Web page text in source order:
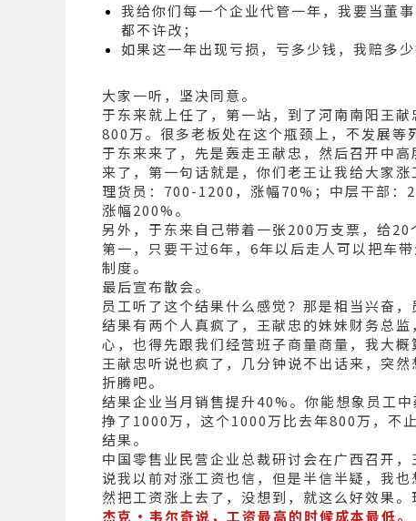
我给你们每一个企业代管一年，我要当董
都不许改；
如果这一年出现亏损，亏多少钱，我赔多少
大家一听，坚决同意。
于东来就上任了，第一站，到了河南南阳王
800万。很多老板处在这个瓶颈上，不发展等
于东来来了，先是轰走王献忠，然后召开中
来了，第一句话就是，你们老王让我给大家涨
理货员：700-1200，涨幅70%；中层干部：
涨幅200%。
另外，于东来自己带着一张200万支票，给20
第一，只要干过6年，6年以后走人可以把车
制度。
最后宣布散会。
员工听了这个结果什么感觉？那是相当兴奋，
结果有两个人真疯了，王献忠的妹妹财务总
心，也得先跟我们经营班子商量商量，我大概
王献忠听说也疯了，几分钟说不出话来，突
折腾吧。
结果企业当月销售提升40%。你能想象员工
挣了1000万，这个1000万比去年800万，不
结果。
中国零售业民营企业总裁研讨会在广西召开
说我以前对涨工资也信，但是半信半疑，我
然把工资涨上去了，没想到，就这么好效果
杰克·韦尔奇说，工资最高的时候成本最低。